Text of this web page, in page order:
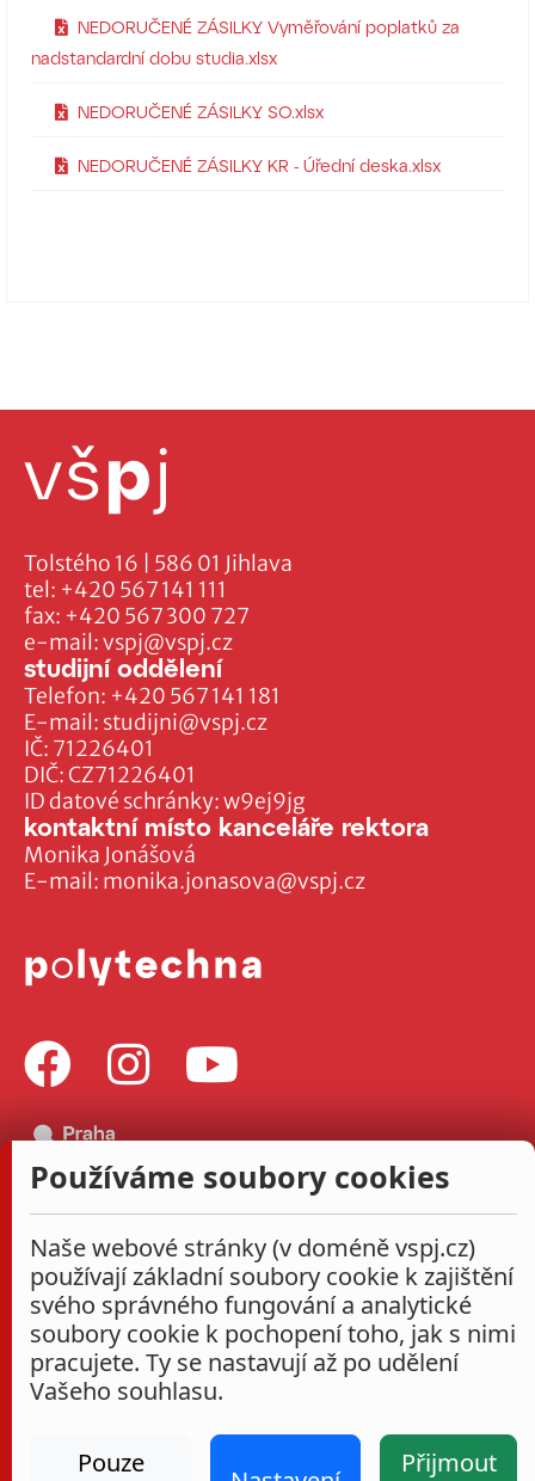
NEDORUČENÉ ZÁSILKY Vyměřování poplatků za
nadstandardní dobu studia.xlsx
NEDORUČENÉ ZÁSILKY SO.xlsx
NEDORUČENÉ ZÁSILKY KR - Úřední deska.xlsx
Tolstého 16 | 586 01 Jihlava
tel: +420 567 141 111
fax: +420 567 300 727
e-mail:vspj@vspj.cz
IČ: 71226401
DIČ: CZ71226401
ID datové schránky: w9ej9jg
studijní oddělení
Telefon: +420 567 141 181
E-mail: studijni@vspj.cz
kontaktní místo kanceláře rektora
Monika Jonášová
E-mail: monika.jonasova@vspj.cz
Používáme soubory cookies
Naše webové stránky (v doméně vspj.cz)
používají základní soubory cookie k zajištění
svého správného fungování a analytické
soubory cookie k pochopení toho, jak s nimi
pracujete. Ty se nastavují až po udělení
Vašeho souhlasu.
Pouze Přijmout